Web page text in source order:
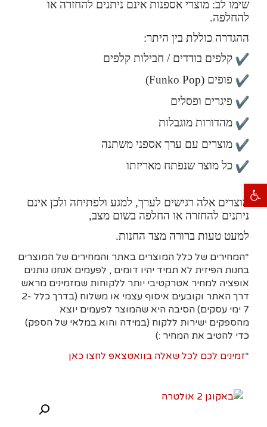
פתח סרגל נגישות
שימו לב: מוצרי אספנות אינם ניתנים להחזרה או
להחלפה.
ההגדרה כוללת בין היתר:
קלפים בודדים / חבילות קלפים
פופים (Funko Pop)
פיגרים ופסלים
מהדורות מוגבלות
מוצרים עם ערך אספני משתנה
כל מוצר שנפתח מאריזתו
מוצרים אלה רגישים לערך, למגע ולפתיחה ולכן אינם
ניתנים להחזרה או החלפה בשום מצב,
למעט טעות ברורה מצד החנות.
*המחירים של כלל המוצרים באתר והמחירים של המוצרים
בחנות הפיזית לא תמיד יהיו דומים , לפעמים אנחנו נותנים
אופציה למחיר אטרקטיבי יותר ללקוחות שמזמינים מראש
דרך האתר וקובעים איסוף עצמי או משלוח (בדרך כלל 2-
7 ימי עסקים)
הסיבה היא שהמוצר לפעמים יוצא
מהספקים ישירות ללקוח (במידה והוא במלאי של הספק)
כדי להטיב את המחיר :)
*זמינים לכם לכל שאלה בוואטצאפ לחצו כאן